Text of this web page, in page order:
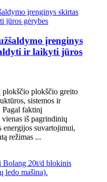
įrenginys
ir laikyti jūros
plokščio plokščio greito
sistemos ir
Pagal faktinį
iš pagrindinių
suvartojimui,
režimas ...